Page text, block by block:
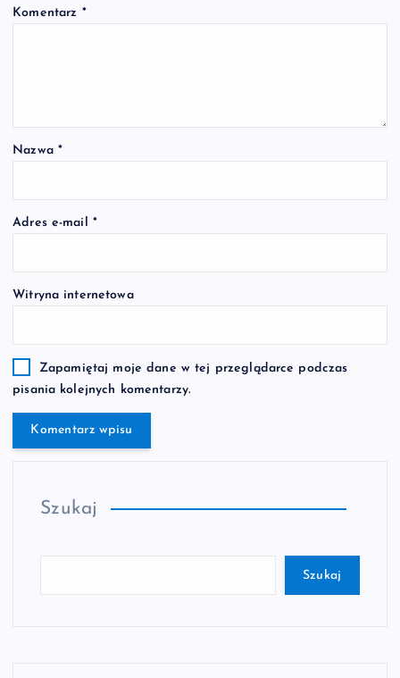
Komentarz *
Nazwa *
Adres e-mail *
Witryna internetowa
Zapamiętaj moje dane w tej przeglądarce podczas
pisania kolejnych komentarzy.
Szukaj
Szukaj